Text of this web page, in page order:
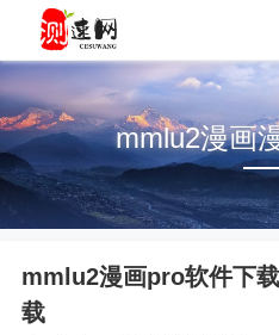
mmlu2漫画
mmlu2漫画pro软件下
载